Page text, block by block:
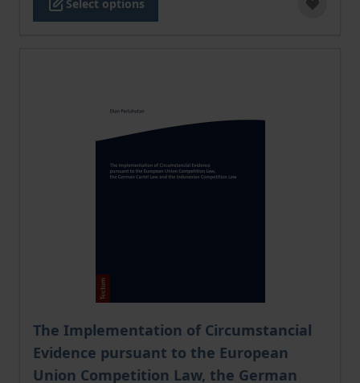
Select options
The Implementation of Circumstancial
Evidence pursuant to the European
Union Competition Law, the German
The price depends on the options chosen on the